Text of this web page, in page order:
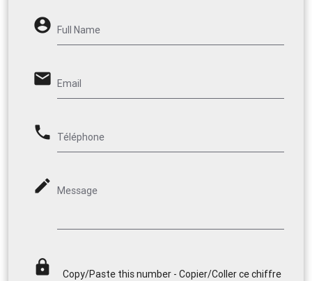
account_circle Full Name
email Email
phone Téléphone
mode_edit Message
lock
Copy/Paste this number - Copier/Coller ce chiffre